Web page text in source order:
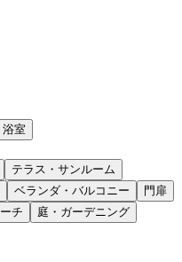
浴室
テラス・サンルーム
ベランダ・バルコニー
門扉
チ
庭・ガーデニング